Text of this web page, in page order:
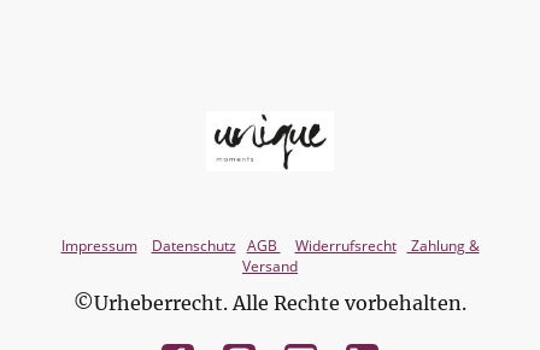
Impressum Datenschutz AGB Widerrufsrecht
Zahlung &
Versand
©Urheberrecht. Alle Rechte vorbehalten.